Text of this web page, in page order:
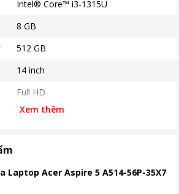
Intel® Core™ i3-1315U
8 GB
512 GB
14 inch
Full HD
Tấm nền IPS
12 tháng
Xem thêm
Laptop Acer Aspire 5 A514-56P-35X7